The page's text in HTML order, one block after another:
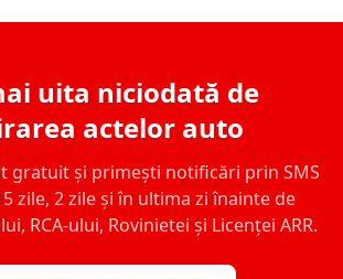
uita niciodată de
actelor auto
gratuit și primești notificări prin SMS
zile, 2 zile și în ultima zi înainte de
RCA-ului, Rovinietei și Licenței ARR.